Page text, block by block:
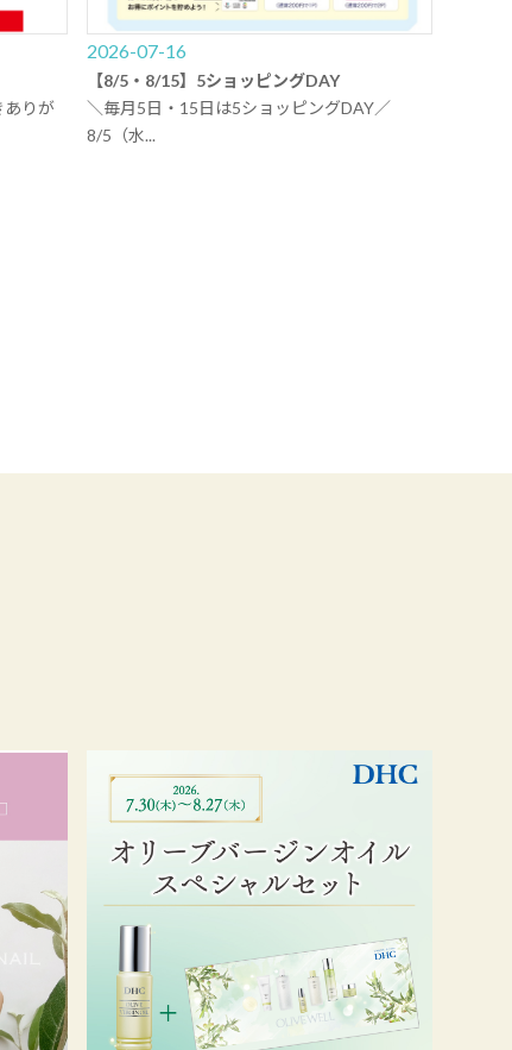
ありが
2026-07-16
【8/5・8/15】5ショッピングDAY
＼毎月5日・15日は5ショッピングDAY／
8/5（水...